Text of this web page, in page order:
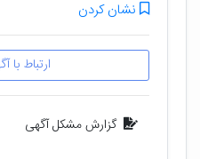
نشان کردن
ارتباط با
گزارش مشکل آگهی